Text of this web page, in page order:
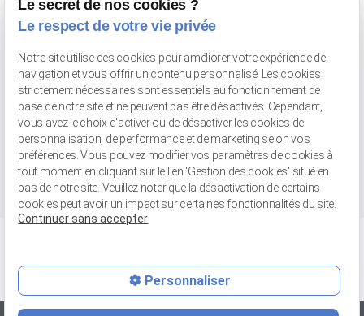
Tél : 03 21 06 77 46
Avenue Pompidou59300 VALENCIENNES - Face au Gaumont
Tél : 03 66 20 02 52
Retrait de marchandises
56 bis rue Jean-Chemin 59148 FLINES-LEZ-RACHES
Tél : 03 27 89 04 31
Le secret de nos cookies ?
Le respect de votre vie privée
Notre site utilise des cookies pour améliorer votre expérience de
navigation et vous offrir un contenu personnalisé. Les cookies
strictement nécessaires sont essentiels au fonctionnement de
base de notre site et ne peuvent pas être désactivés. Cependant,
vous avez le choix d'activer ou de désactiver les cookies de
personnalisation, de performance et de marketing selon vos
préférences. Vous pouvez modifier vos paramètres de cookies à
tout moment en cliquant sur le lien 'Gestion des cookies' situé en
bas de notre site. Veuillez noter que la désactivation de certains
cookies peut avoir un impact sur certaines fonctionnalités du site.
Continuer sans accepter
Personnaliser